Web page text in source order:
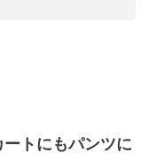
ートにもパンツに